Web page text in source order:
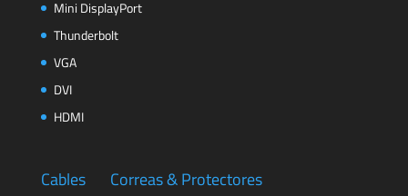
Mini DisplayPort
Thunderbolt
VGA
DVI
HDMI
Cables Correas & Protectores